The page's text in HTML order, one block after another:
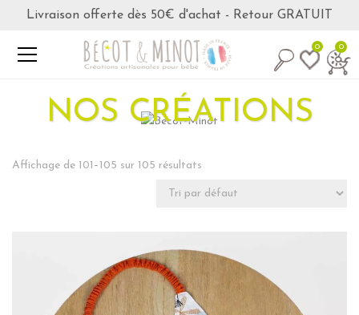
Livraison offerte dès 50€ d'achat - Retour GRATUIT
0 0
NOS CRÉATIONS
Affichage de 101–105 sur 105 résultats